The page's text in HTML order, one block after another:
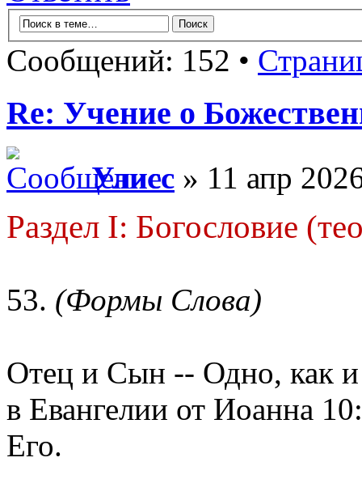
Сообщений: 152 •
Re: Учение о
Улисс » 11 апр
Раздел I: Богословие
53. (Формы Слова)
Отец и Сын -- Одно, как и
в Евангелии от Иоанна
Его.